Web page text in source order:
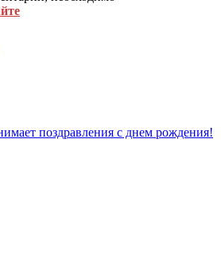
поздравления с днем рождения!